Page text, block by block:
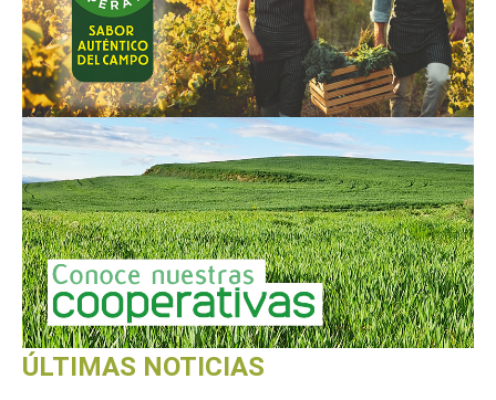
ÚLTIMAS NOTICIAS